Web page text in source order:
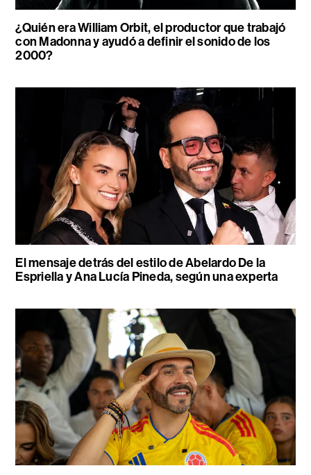
¿Quién era William Orbit, el productor que trabajó
con Madonna y ayudó a definir el sonido de los
2000?
El mensaje detrás del estilo de Abelardo De la
Espriella y Ana Lucía Pineda, según una experta